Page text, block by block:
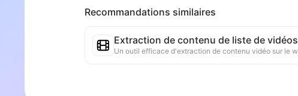
Recommandations similaires
Extraction de contenu de liste de vidéos